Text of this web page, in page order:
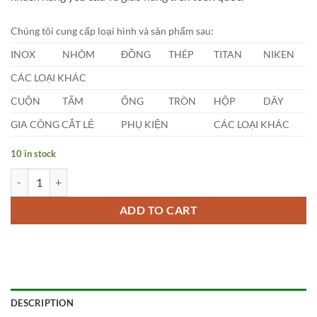
Chúng tôi cung cấp loại hình và sản phẩm sau:
INOX
NHÔM ĐỒNG THÉP TITAN
NIKEN
CÁC LOẠI KHÁC
CUỘN
TẤM ỐNG TRÒN HỘP
DÂY
GIA CÔNG CẮT LẺ
PHỤ KIỆN CÁC LOẠI KHÁC
10 in stock
ADD TO CART
DESCRIPTION